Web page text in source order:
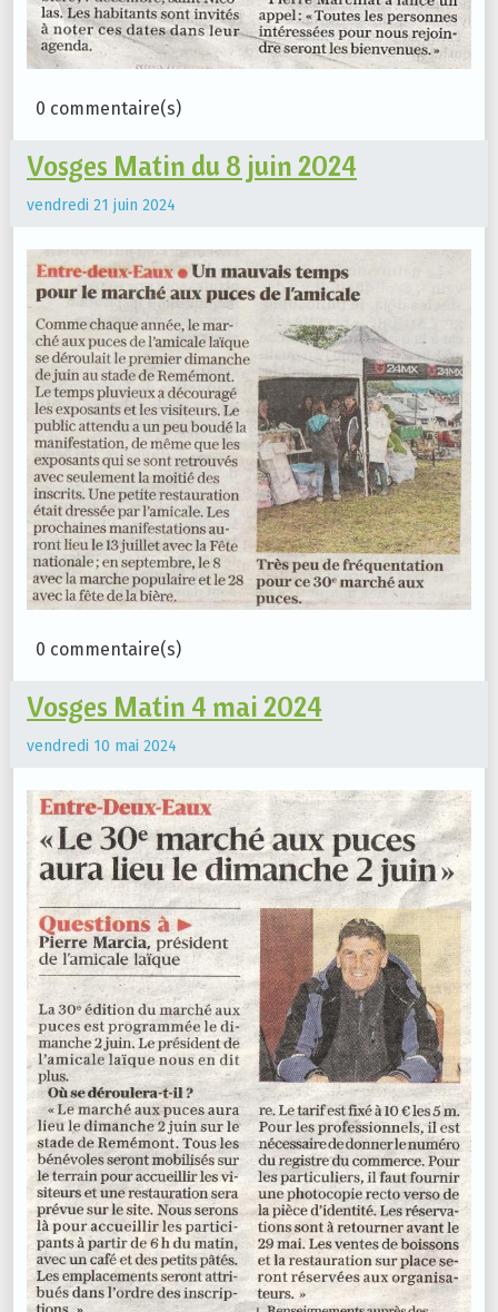
0 commentaire(s)
Vosges Matin du 8 juin 2024
vendredi 21 juin 2024
0 commentaire(s)
Vosges Matin 4 mai 2024
vendredi 10 mai 2024